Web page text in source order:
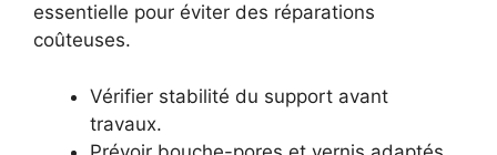
essentielle pour éviter des réparations
coûteuses.
Vérifier stabilité du support avant
travaux.